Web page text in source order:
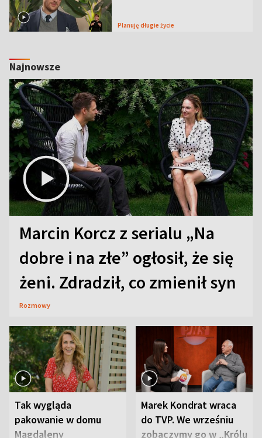
Planuję długie życie
Najnowsze
Marcin Korcz z serialu „Na
dobre i na złe” ogłosił, że się
żeni. Zdradził, co zmienił syn
Rozmowy
Tak wygląda
pakowanie w domu
Magdaleny
Marek Kondrat wraca
do TVP. We wrześniu
zobaczymy go w „Królu